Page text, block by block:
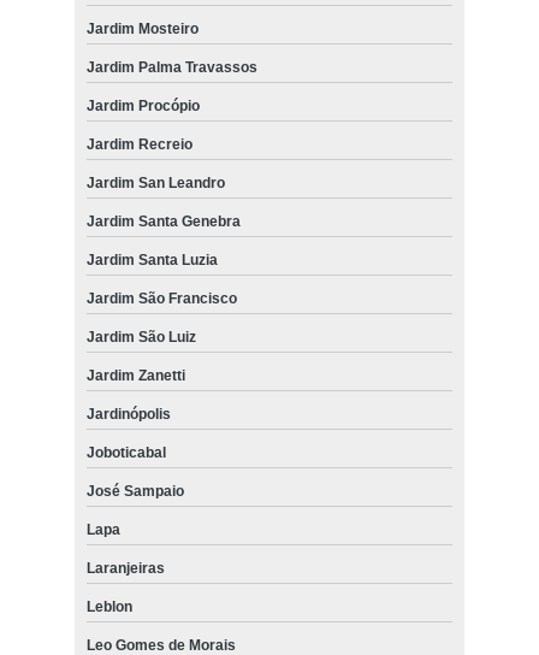
Jardim Mosteiro
Jardim Palma Travassos
Jardim Procópio
Jardim Recreio
Jardim San Leandro
Jardim Santa Genebra
Jardim Santa Luzia
Jardim São Francisco
Jardim São Luiz
Jardim Zanetti
Jardinópolis
Joboticabal
José Sampaio
Lapa
Laranjeiras
Leblon
Leo Gomes de Morais